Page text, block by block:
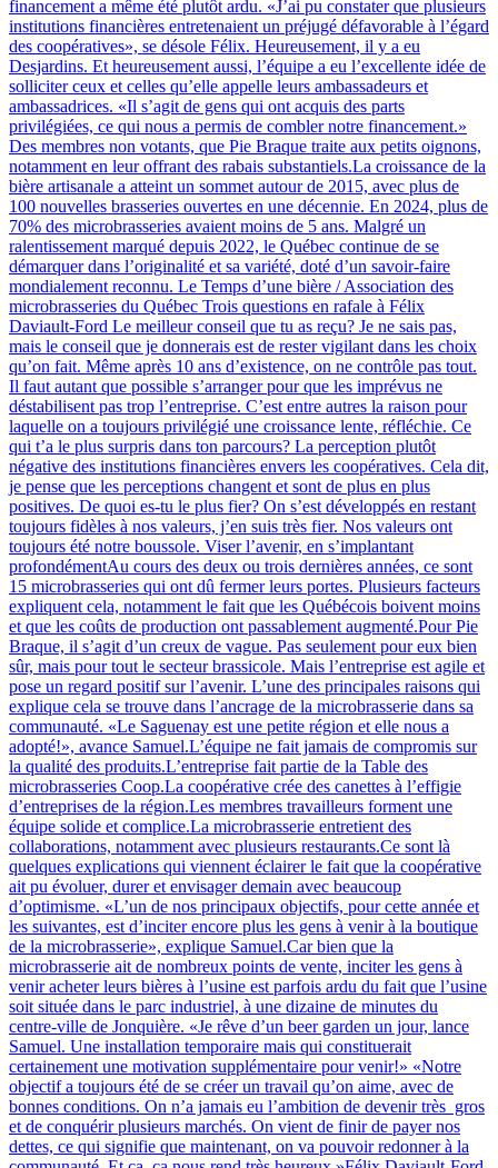
financement a même été plutôt ardu. «J’ai pu constater que plusieurs
institutions financières entretenaient un préjugé défavorable à l’égard
des coopératives», se désole Félix. Heureusement, il y a eu
Desjardins. Et heureusement aussi, l’équipe a eu l’excellente idée de
solliciter ceux et celles qu’elle appelle leurs ambassadeurs et
ambassadrices. «Il s’agit de gens qui ont acquis des parts
privilégiées, ce qui nous a permis de combler notre financement.»
Des membres non votants, que Pie Braque traite aux petits oignons,
notamment en leur offrant des rabais substantiels.La croissance de la
bière artisanale a atteint un sommet autour de 2015, avec plus de
100 nouvelles brasseries ouvertes en une décennie. En 2024, plus de
70% des microbrasseries avaient moins de 5 ans. Malgré un
ralentissement marqué depuis 2022, le Québec continue de se
démarquer dans l’originalité et sa variété, doté d’un savoir-faire
mondialement reconnu. Le Temps d’une bière / Association des
microbrasseries du Québec Trois questions en rafale à Félix
Daviault-Ford Le meilleur conseil que tu as reçu? Je ne sais pas,
mais le conseil que je donnerais est de rester vigilant dans les choix
qu’on fait. Même après 10 ans d’existence, on ne contrôle pas tout.
Il faut autant que possible s’arranger pour que les imprévus ne
déstabilisent pas trop l’entreprise. C’est entre autres la raison pour
laquelle on a toujours privilégié une croissance lente, réfléchie. Ce
qui t’a le plus surpris dans ton parcours? La perception plutôt
négative des institutions financières envers les coopératives. Cela dit,
je pense que les perceptions changent et sont de plus en plus
positives. De quoi es-tu le plus fier? On s’est développés en restant
toujours fidèles à nos valeurs, j’en suis très fier. Nos valeurs ont
toujours été notre boussole. Viser l’avenir, en s’implantant
profondémentAu cours des deux ou trois dernières années, ce sont
15 microbrasseries qui ont dû fermer leurs portes. Plusieurs facteurs
expliquent cela, notamment le fait que les Québécois boivent moins
et que les coûts de production ont passablement augmenté.Pour Pie
Braque, il s’agit d’un creux de vague. Pas seulement pour eux bien
sûr, mais pour tout le secteur brassicole. Mais l’entreprise est agile et
pose un regard positif sur l’avenir. L’une des principales raisons qui
explique cela se trouve dans l’ancrage de la microbrasserie dans sa
communauté. «Le Saguenay est une petite région et elle nous a
adopté!», avance Samuel.L’équipe ne fait jamais de compromis sur
la qualité des produits.L’entreprise fait partie de la Table des
microbrasseries Coop.La coopérative crée des canettes à l’effigie
d’entreprises de la région.Les membres travailleurs forment une
équipe solide et complice.La microbrasserie entretient des
collaborations, notamment avec plusieurs restaurants.Ce sont là
quelques explications qui viennent éclairer le fait que la coopérative
ait pu évoluer, durer et envisager demain avec beaucoup
d’optimisme. «L’un de nos principaux objectifs, pour cette année et
les suivantes, est d’inciter encore plus les gens à venir à la boutique
de la microbrasserie», explique Samuel.Car bien que la
microbrasserie ait de nombreux points de vente, inciter les gens à
venir acheter leurs bières à l’usine est parfois ardu du fait que l’usine
soit située dans le parc industriel, à une dizaine de minutes du
centre-ville de Jonquière. «Je rêve d’un beer garden un jour, lance
Samuel. Une installation temporaire mais qui constituerait
certainement une motivation supplémentaire pour venir!» «Notre
objectif a toujours été de se créer un travail qu’on aime, avec de
bonnes conditions. On n’a jamais eu l’ambition de devenir très gros
et de conquérir plusieurs marchés. On vient de finir de payer nos
dettes, ce qui signifie que maintenant, on va pouvoir redonner à la